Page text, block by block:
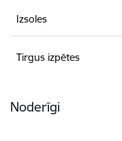
Izsoles
Tirgus izpētes
Noderīgi